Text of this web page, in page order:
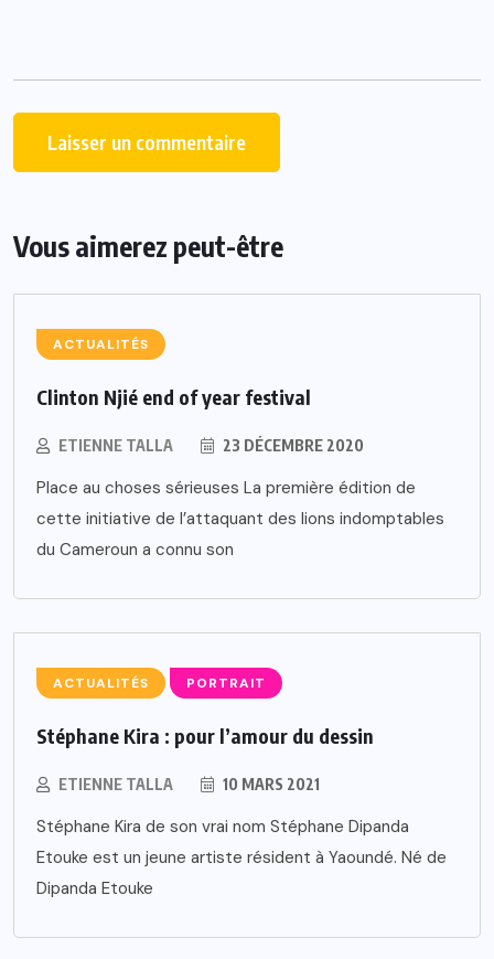
Vous aimerez peut-être
ACTUALITÉS
Clinton Njié end of year festival
ETIENNE TALLA 23 DÉCEMBRE 2020
Place au choses sérieuses La première édition de
cette initiative de l’attaquant des lions indomptables
du Cameroun a connu son
ACTUALITÉS PORTRAIT
Stéphane Kira : pour l’amour du dessin
ETIENNE TALLA 10 MARS 2021
Stéphane Kira de son vrai nom Stéphane Dipanda
Etouke est un jeune artiste résident à Yaoundé. Né de
Dipanda Etouke